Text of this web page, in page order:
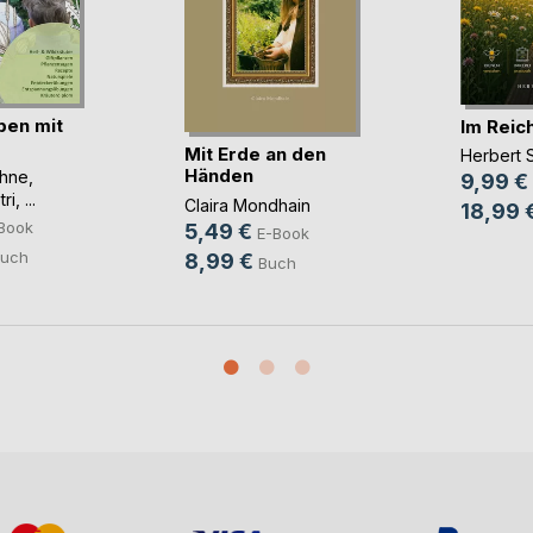
mit
, ...
Mit Erde an den
Händen
Claira Mondhain
5,49 € E-Book
8,99 € Buch
Im
Herbert
9,99 €
18,99